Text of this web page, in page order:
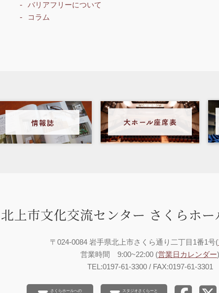
バリアフリーについて
コラム
〒024-0084 岩手県北上市さくら通り二丁目1番1号(
営業時間 9:00~22:00 (営業日カレンダー)
TEL:0197-61-3300 / FAX:0197-61-3301
さくらホールへの スタジオさくらーと